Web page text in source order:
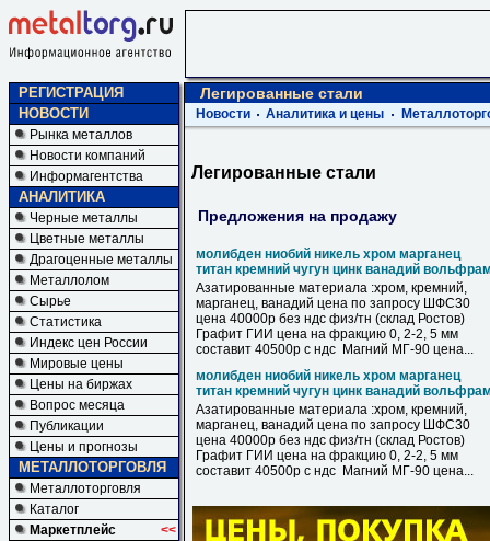
РЕГИСТРАЦИЯ
НОВОСТИ
Рынка металлов
Новости компаний
Информагентства
АНАЛИТИКА
Черные металлы
Цветные металлы
Драгоценные металлы
Металлолом
Сырье
Статистика
Индекс цен России
Мировые цены
Цены на биржах
Вопрос месяца
Публикации
Цены и прогнозы
МЕТАЛЛОТОРГОВЛЯ
Металлоторговля
Каталог
Маркетплейс
<<
Легированные стали
Новости Аналитика и цены
Легированные стали
Предложения на продажу
молибден ниобий никель хром марганец
титан кремний чугун цинк ванадий
Азатированные материала :хром, кремний,
марганец, ванадий цена по запросу ШФС30
цена 40000р без ндс физ/тн (склад Ростов)
Графит ГИИ цена на фракцию 0, 2-2, 5 мм
составит 40500р с ндс Магний МГ-90 цена...
молибден ниобий никель хром марганец
титан кремний чугун цинк ванадий
Азатированные материала :хром, кремний,
марганец, ванадий цена по запросу ШФС30
цена 40000р без ндс физ/тн (склад Ростов)
Графит ГИИ цена на фракцию 0, 2-2, 5 мм
составит 40500р с ндс Магний МГ-90 цена...